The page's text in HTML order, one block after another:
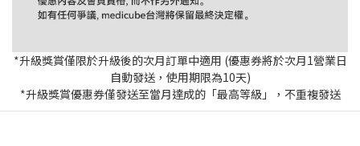
*升級獎賞僅限於升級後的次月訂單中適用 (優惠券將於次月1營業日
自動發送，使用期限為10天)
*升級獎賞優惠券僅發送至當月達成的「最高等級」，不重複發送